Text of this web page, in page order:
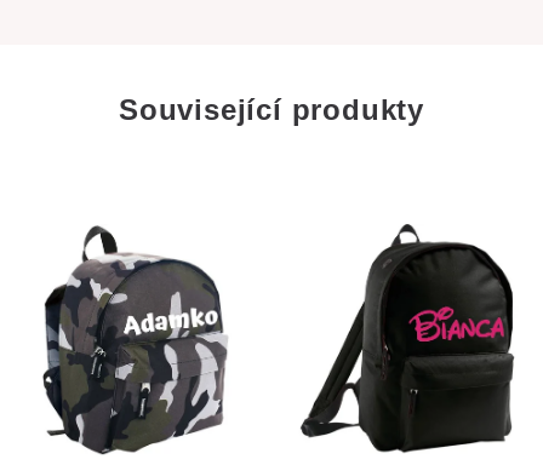
Související produkty